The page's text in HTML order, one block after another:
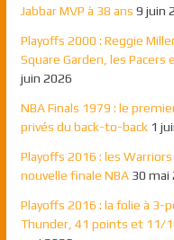
Jabbar MVP à 38 ans 9 juin
Playoffs 2000 : Reggie
Square Garden, les
juin 2026
NBA Finals 1979 : le
privés du back-to-back 1
Playoffs 2016 : les
nouvelle finale NBA 30 mai
Playoffs 2016 : la folie à 3-
Thunder, 41 points et 11/